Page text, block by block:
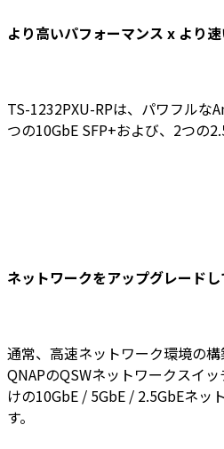
より高いパフォーマンス x より
TS-1232PXU-RPは、パワフルな
つの10GbE SFP+および、2つの
ネットワークをアップグレード
通常、高速ネットワーク環境の
QNAPのQSWネットワークスイ
けの10GbE / 5GbE / 2.5GbEネ
す。